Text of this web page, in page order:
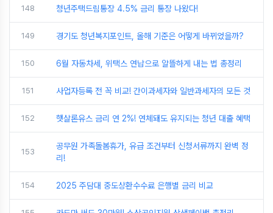
148 청년주택드림통장 4.5% 금리 통장 나왔다!
149 경기도 청년복지포인트, 올해 기준은 어떻게 바뀌었을까?
150 6월 자동차세, 위택스 연납으로 알뜰하게 내는 법 총정리
151 사업자등록 전 꼭 비교! 간이과세자와 일반과세자의 모든 것
152 햇살론유스 금리 연 2%! 연체돼도 유지되는 청년 대출 혜택
153
공무원 가족돌봄휴가, 유급 조건부터 신청서류까지 완벽 정
리!
154 2025 주담대 중도상환수수료 은행별 금리 비교